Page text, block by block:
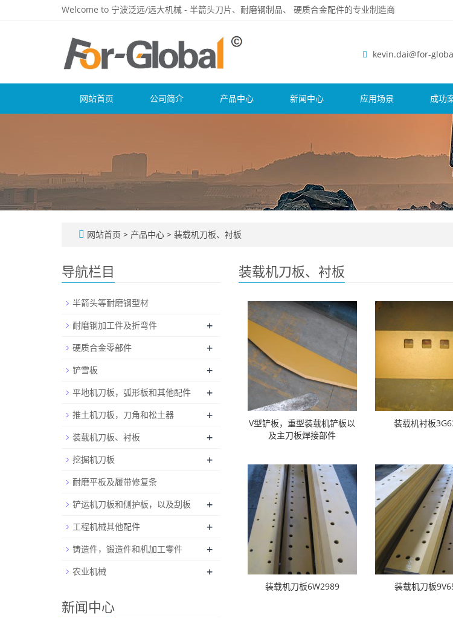
Welcome to 宁波泛远/远大机械 - 半箭头刀片、耐磨钢制品、 硬质合金配件的专业制造商
kevin.dai@for-
网站首页 公司简介 产品中心 新闻中心 应用场景 成功
网站首页 > 产品中心 > 装载机刀板、衬板
装载机刀板、衬板
V型铲板，重型装载机铲板以
及主刀板焊接部件
装载机衬板
装载机刀板6W2989 装载机刀板
导航栏目
半箭头等耐磨钢型材
耐磨钢加工件及折弯件
+
硬质合金零部件 +
铲雪板 +
平地机刀板，弧形板和其他配件 +
推土机刀板，刀角和松土器 +
装载机刀板、衬板 +
挖掘机刀板 +
耐磨平板及履带修复条
铲运机刀板和侧护板，以及刮板
+
工程机械其他配件 +
铸造件，锻造件和机加工零件 +
农业机械 +
新闻中心